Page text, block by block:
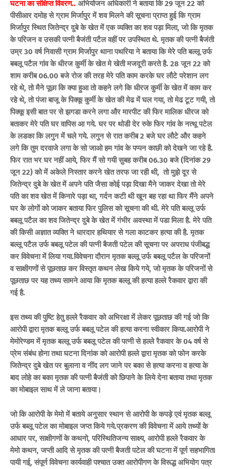
घटना का संक्षिप्त विवरण.. अभियोजन अधिकारी ने बताया कि 29 जून 22 को
पीसीआर दमोह से ग्राम मिर्जापुर में शव मिलने की सूचना प्राप्त हुई कि ग्राम
मिर्जापुर स्थित जितेन्द्र दुबे के खेत में एक व्यक्ति का शव पड़ा मिला, जो कि मृतक
के परिजन व उसकी पत्नी बैजंती पटैल वहीं पर उपस्थित थे. मृतक की पत्नी बैजंती
उम्र 30 वर्ष निवासी ग्राम मिर्जापुर थाना पथरिया ने बताया कि मेरे पति बल्लू उर्फ
बबलू पटैल गांव के धीरज कुर्मी के खेत मे खेती मजदूरी करते है. 28 जून 22 को
शाम करीब 06.00 बजे रोज की तरह मेरे पति काम करके घर लौटे परेशान लग
रहे थे, तो मैने पूछा कि क्या हुआ तो कहने लगे कि धीरज कुर्मी के खेत में काम कर
रहे थे, तो पंजा बाजू के पिक्कू कुर्मी के खेत की मेढ में घल गया, तो मेढ टूट गयी, तो
पिक्कू इसी बात पर से झगडा करने लगा और मारपीट की फिर मालिक धीरज को
बताकर मेरे पति घर वापिस आ गये. घर पर थोडी देर रुके फिर गांव के नत्थू पटेल
के लडका कि लगुन में चले गये. लगुन से रात करीब 2 बजे घर लौटे और कहने
लगे कि तुम दरवाजे लगा के सो जाओ हम गांव के पप्पन काछी को देखने जा रहे है.
फिर रात भर घर नहीं आये, फिर मैं सो गयी सुबह करीब 06.30 बजे (दिनांक 29
जून 22) को में अकेले निस्तार करने खेत तरफ जा रही थी, तो मुझे दूर से
जितेन्द्र दुबे के खेत में अपने पति जैसा कोई पड़ा दिखा मैने जाकर देखा तो मेरे
पति का शव खेत में किनारे पड़ा था, गर्दन कटी थी खून बह रहा था फिर मैंने अपने
घर के लोगों को जाकर बताया फिर पुलिस को सूचना की थी. मेरे पति बल्लू उर्फ
बबलू पटैल का शव जितेन्द्र दुबे के खेत में गंभीर अवस्था में पडा मिला है. मेरे पति
की किसी अज्ञात व्यक्ति ने धारदार हथियार से गला काटकर हत्या की है. मृतक
बल्लू पटैल उर्फ बबलू पटेल की पत्नी बैजती पटेल की सूचना पर अपराध पंजीबद्ध
कर विवेचना में लिया गया.विवेचना दौरान मृतक बल्लू उर्फ बबलू पटैल के परिजनों
व साक्षीगणों से पूछताछ कर विस्तृत कथन लेख किये गये, जो मृतक के परिजनों से
पूछताछ पर यह तथ्य सामने आया कि मृतक बल्लू की हत्या हल्ले रैकवार द्वारा की
गई है.
इस तथ्य की पुष्टि हेतु हल्ले रैकवार को अभिरक्षा में लेकर पूछताछ की गई जो कि
आरोपी द्वारा मृतक बल्लू उर्फ बबलू पटेल की हत्या करना स्वीकार किया.आरोपी ने
मेमोरेण्डम में मृतक बल्लू उर्फ बबलू पटेल की पत्नी से हल्ले रैकवार के 04 वर्ष से
प्रेम संबंध होना तथा घटना दिनांक को आरोपी हल्ले द्वारा मृतक को फोन करके
जितेन्द्र दुबे खेत पर बुलाना व नींद लग जाने पर बका से हत्या करना व हत्या के
बाद लोहे का बका मृतक की पत्नी बैजंती को छिपाने के लिये देना बताया तथा मृतक
का मोबाइल साथ में ले जाना बताया।
जो कि आरोपी के मेमो में बताये अनुसार स्थान से आरोपी के कपड़े एवं मृतक बल्लू
उर्फ बब्लू पटेल का मोबाइल जप्त किये गये.प्रकरण की विवेचना में आये तथ्यों के
आधार पर, साक्षीगणों के कथनो, परिस्थितिजन्य साक्ष्य, आरोपी हल्ले रैकवार के
मेमो कथन, जप्ती आदि से मृतक की पत्नी बैजती पटेल की घटना में पूर्ण सहभागिता
पायी गई, संपूर्ण विवेचना कार्यवाही पश्चात उक्त आरोपीगण के विरूद्ध अभियोग पत्र